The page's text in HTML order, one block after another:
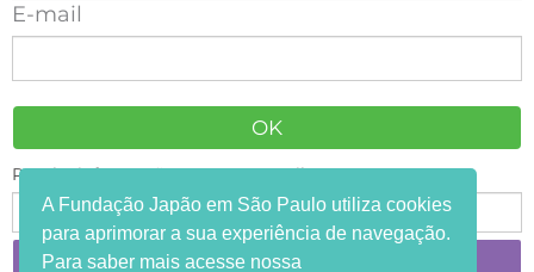
E-mail
Receba informações em seu e-mail:
A Fundação Japão em São Paulo utiliza cookies
para aprimorar a sua experiência de navegação.
Para saber mais acesse nossa